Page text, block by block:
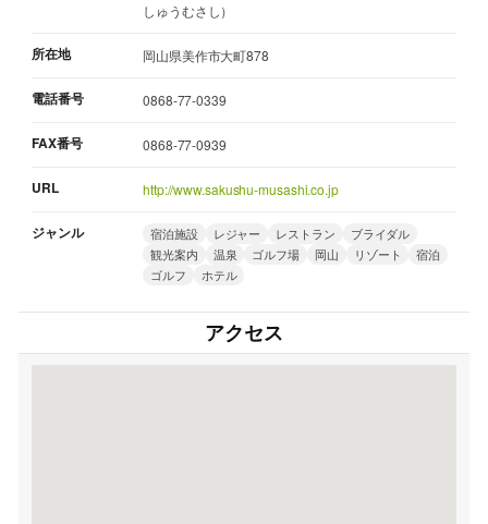
しゅうむさし）
所在地 岡山県美作市大町878
電話番号 0868-77-0339
FAX番号 0868-77-0939
URL http://www.sakushu-musashi.co.jp
ジャンル 宿泊施設 レジャー レストラン
ブライダル
観光案内
温泉 ゴルフ場 岡山 リゾート
宿泊
ゴルフ
ホテル
アクセス